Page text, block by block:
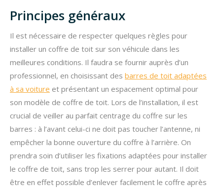
Principes généraux
Il est nécessaire de respecter quelques règles pour
installer un coffre de toit sur son véhicule dans les
meilleures conditions. Il faudra se fournir auprès d’un
professionnel, en choisissant des barres de toit adaptées
à sa voiture et présentant un espacement optimal pour
son modèle de coffre de toit. Lors de l’installation, il est
crucial de veiller au parfait centrage du coffre sur les
barres : à l’avant celui-ci ne doit pas toucher l’antenne, ni
empêcher la bonne ouverture du coffre à l’arrière. On
prendra soin d’utiliser les fixations adaptées pour installer
le coffre de toit, sans trop les serrer pour autant. Il doit
être en effet possible d’enlever facilement le coffre après